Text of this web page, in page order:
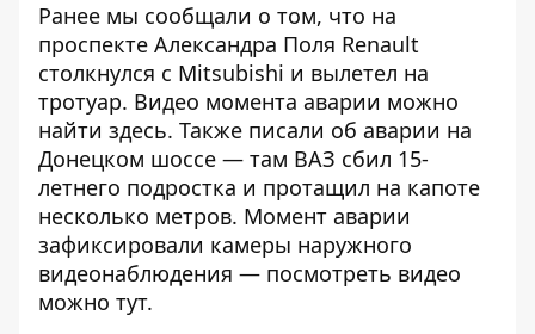
Ранее мы сообщали о том, что на
проспекте Александра Поля Renault
столкнулся с Mitsubishi и вылетел на
тротуар. Видео момента аварии можно
найти здесь. Также писали об аварии на
Донецком шоссе — там ВАЗ сбил 15-
летнего подростка и протащил на капоте
несколько метров. Момент аварии
зафиксировали камеры наружного
видеонаблюдения — посмотреть видео
можно тут.